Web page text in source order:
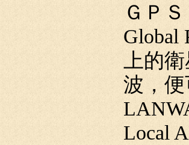
ＧＰ
Global
上的
波，
Local